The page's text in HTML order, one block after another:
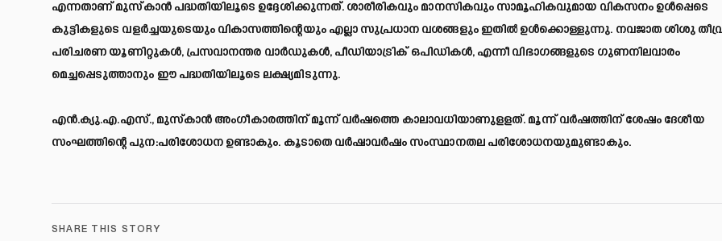
എന്നതാണ് മുസ്‌കാൻ പദ്ധതിയിലൂടെ ഉദ്ദേശിക്കുന്നത്. ശാരീരികവും മാനസികവും സാമൂഹികവുമായ വികസനം ഉൾപ്പെടെ
കുട്ടികളുടെ വളർച്ചയുടെയും വികാസത്തിന്റെയും എല്ലാ സുപ്രധാന വശങ്ങളും ഇതിൽ ഉൾക്കൊള്ളുന്നു. നവജാത ശിശു
പരിചരണ യൂണിറ്റുകൾ, പ്രസവാനന്തര വാർഡുകൾ, പീഡിയാട്രിക് ഒപിഡികൾ, എന്നീ വിഭാഗങ്ങളുടെ ഗുണനിലവാരം
മെച്ചപ്പെടുത്താനും ഈ പദ്ധതിയിലൂടെ ലക്ഷ്യമിടുന്നു.
എൻ.ക്യു.എ.എസ്., മുസ്‌കാൻ അംഗീകാരത്തിന് മൂന്ന് വർഷത്തെ കാലാവധിയാണുളളത്. മൂന്ന് വർഷത്തിന് ശേഷം ദേശീയ
സംഘത്തിന്റെ പുന:പരിശോധന ഉണ്ടാകും. കൂടാതെ വർഷാവർഷം സംസ്ഥാനതല പരിശോധനയുമുണ്ടാകും.
SHARE THIS STORY